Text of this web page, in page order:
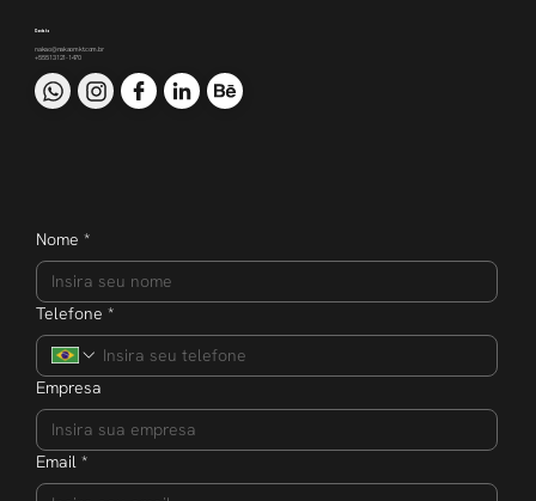
Contato
nakao@nakaomkt.com.br
+55 51 3121-1470
Nome *
Telefone *
Empresa
Email *